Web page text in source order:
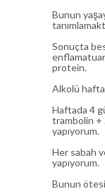
Bunun
Sonuçta
protein.
Alkolü
Haftada 4
trambolin +
yapıyorum.
Her sabah
yapıyorum.
Bunun